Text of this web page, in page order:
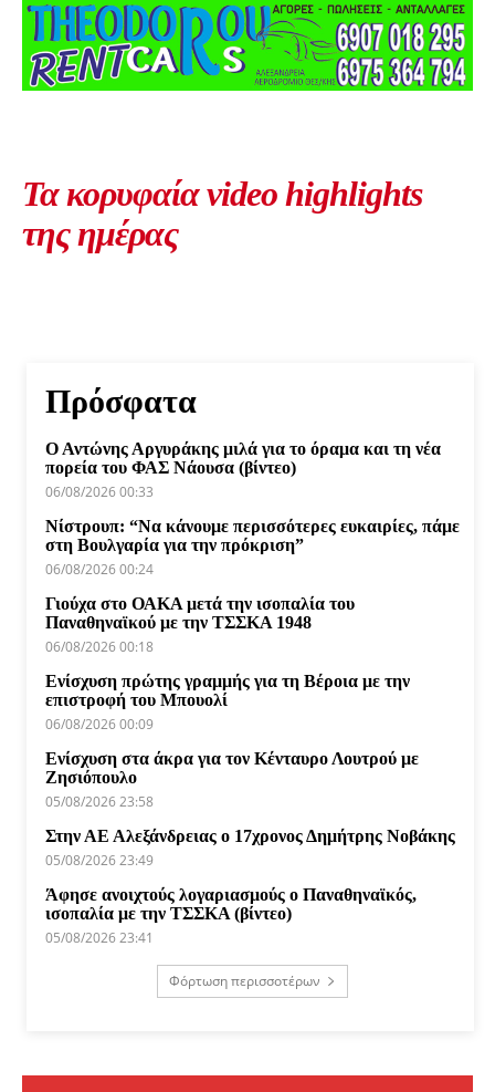
Τα κορυφαία video highlights
της ημέρας
Πρόσφατα
Ο Αντώνης Αργυράκης μιλά για το όραμα και τη νέα
πορεία του ΦΑΣ Νάουσα (βίντεο)
06/08/2026 00:33
Νίστρουπ: “Να κάνουμε περισσότερες ευκαιρίες, πάμε
στη Βουλγαρία για την πρόκριση”
06/08/2026 00:24
Γιούχα στο ΟΑΚΑ μετά την ισοπαλία του
Παναθηναϊκού με την ΤΣΣΚΑ 1948
06/08/2026 00:18
Ενίσχυση πρώτης γραμμής για τη Βέροια με την
επιστροφή του Μπουολί
06/08/2026 00:09
Ενίσχυση στα άκρα για τον Κένταυρο Λουτρού με
Ζησιόπουλο
05/08/2026 23:58
Στην ΑΕ Αλεξάνδρειας ο 17χρονος Δημήτρης Νοβάκης
05/08/2026 23:49
Άφησε ανοιχτούς λογαριασμούς ο Παναθηναϊκός,
ισοπαλία με την ΤΣΣΚΑ (βίντεο)
05/08/2026 23:41
Φόρτωση περισσοτέρων